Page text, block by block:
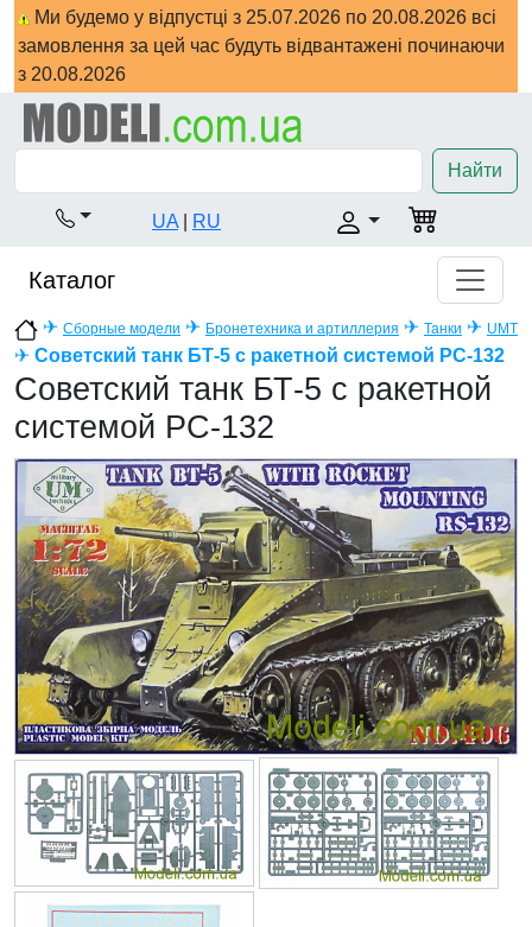
Ми будемо у відпустці з 25.07.2026 по 20.08.2026 всі
замовлення за цей час будуть відвантажені починаючи
з 20.08.2026
Найти
UA RU
Каталог
✈ Сборные модели ✈ Бронетехника и артиллерия ✈ Танки ✈ UMT
✈ Советский танк БТ-5 с ракетной системой РС-132
Советский танк БТ-5 с ракетной
системой РС-132